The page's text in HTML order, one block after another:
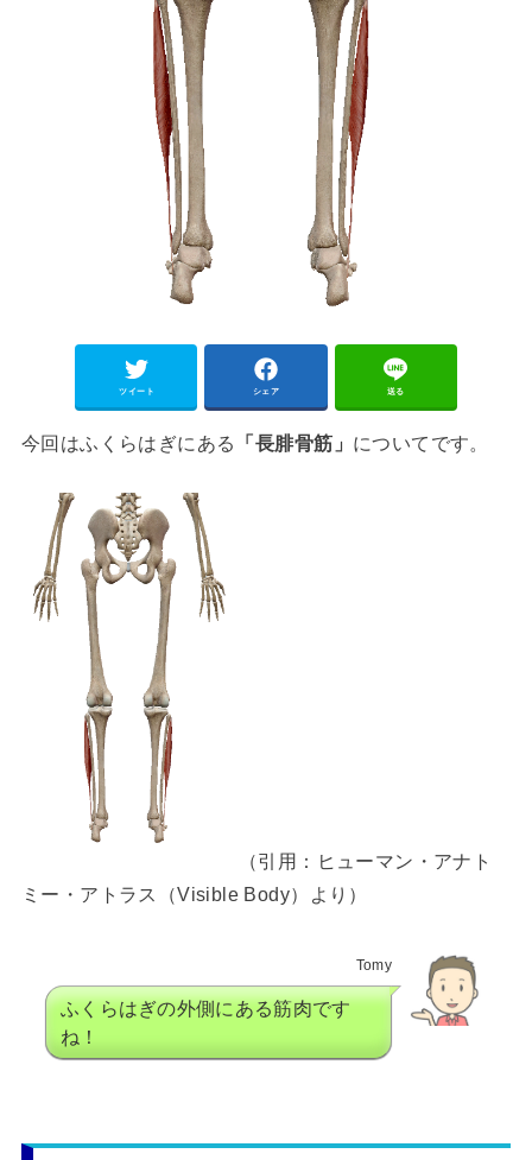
ツイート シェア 送る
今回はふくらはぎにある 「長腓骨筋」 についてです。
（引用：ヒューマン・アナト
ミー・アトラス（Visible Body）より）
Tomy
ふくらはぎの外側にある筋肉です
ね！